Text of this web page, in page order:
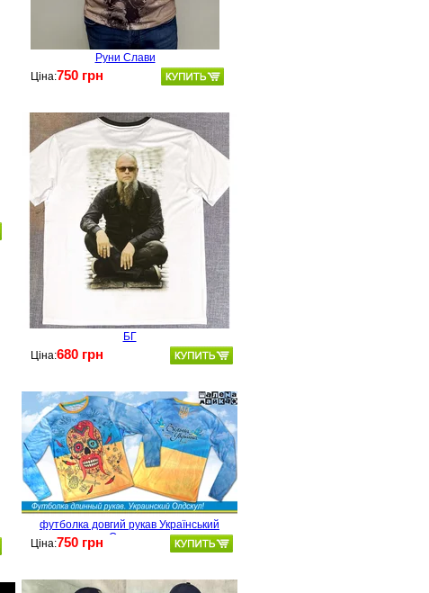
Руни Слави
Ціна:750 грн
БГ
Ціна:680 грн
футболка довгий рукав Український
Олдскул
Ціна:750 грн